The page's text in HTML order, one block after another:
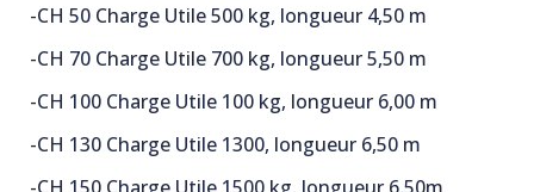
-CH 50 Charge Utile 500 kg, longueur 4,50 m
-CH 70 Charge Utile 700 kg, longueur 5,50 m
-CH 100 Charge Utile 100 kg, longueur 6,00 m
-CH 130 Charge Utile 1300, longueur 6,50 m